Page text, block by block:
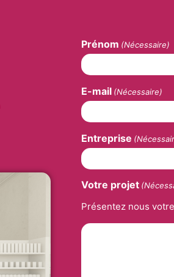
Prénom (Nécessaire)
E-mail (Nécessaire)
Entreprise
Votre projet
Présentez nous